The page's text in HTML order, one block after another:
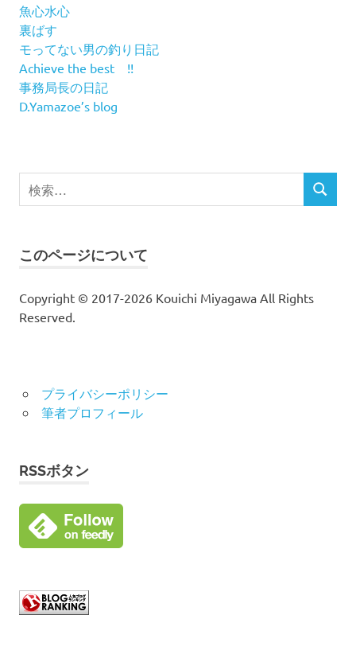
魚心水心
裏ばす
モってない男の釣り日記
Achieve the best !!
事務局長の日記
D.Yamazoe’s blog
検
索
検
このページについて
Copyright © 2017-2026 Kouichi Miyagawa All Rights
Reserved.
プライバシーポリシー
筆者プロフィール
RSSボタン